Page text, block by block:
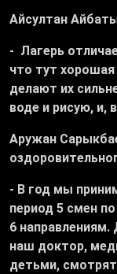
Айсултан
- Лагерь
что тут
делают их
воде и рисую,
Аружан
- В год мы
период 5 смен
6 направлениям.
наш доктор,
детьми,